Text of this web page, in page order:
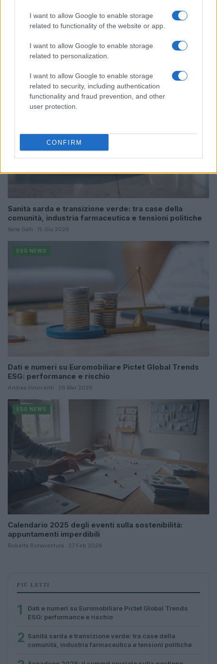
I want to allow Google to enable storage
related to functionality of the website or app.
I want to allow Google to enable storage
related to personalization.
I want to allow Google to enable storage
related to security, including authentication
functionality and fraud prevention, and other
user protection.
CONFIRM
Continua a leggere
ESG NEWS
Sanità sarda e transizione verde: tra case della
comunità, industria farmaceutica e tensioni politiche
Ilaria Galli · 15 Giu 2026
ESG NEWS
Dati e numeri su Euromobiliare Pictet Global Trends
ESG: performance e rischio
Andrea Innocenti · 26 Mar 2026
ESG NEWS
Calendario 2025 degli eventi sulla sostenibilità:
appuntamenti imperdibili
Roberta Bonaventura · 27 Feb 2026
PIÙ LETTI
1
Dati e numeri su Euromobiliare Pictet Global Trends
ESG: performance e rischio
2 Sanità sarda e transizione verde: tra case della
comunità, industria farmaceutica e tensioni politiche